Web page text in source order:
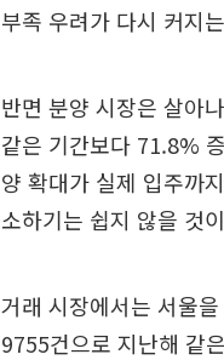
부족 우려가 다시 커지
반면 분양 시장은 살아
같은 기간보다 71.8%
양 확대가 실제 입주까
소하기는 쉽지 않을 것
거래 시장에서는 서울
9755건으로 지난해 같